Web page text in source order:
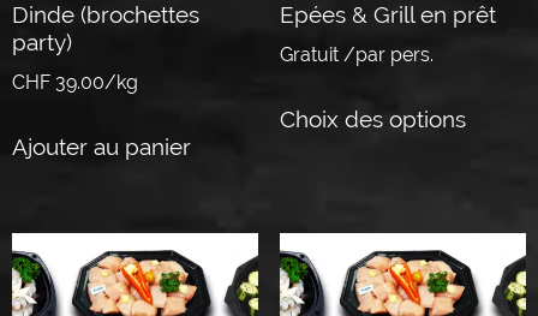
Dinde (brochettes
party)
CHF 39.00/kg
Ajouter au panier
Epées & Grill en prêt
Gratuit /par pers.
Choix des options